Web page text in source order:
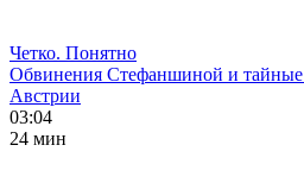
Четко. Понятно
Обвинения Стефаншиной и тайные
Австрии
03:04
24 мин